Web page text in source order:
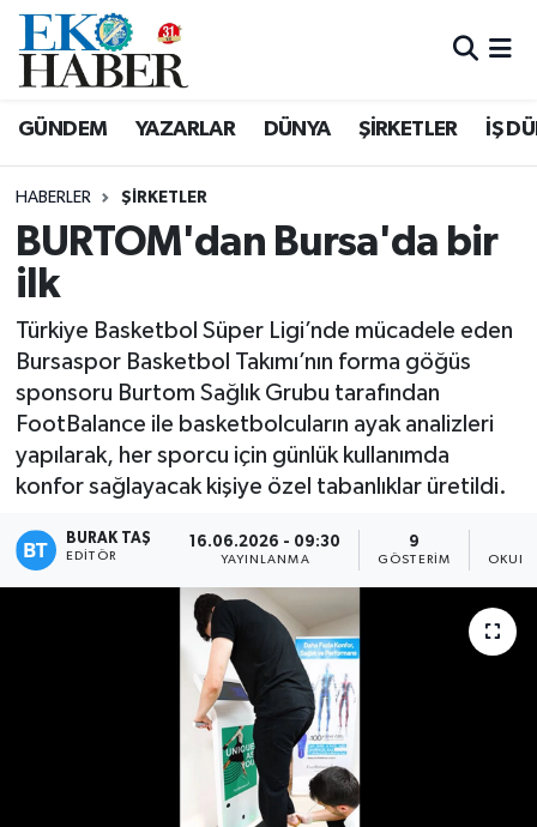
GÜNDEM YAZARLAR DÜNYA ŞİRKETLER İŞ
HABERLER ŞIRKETLER
BURTOM'dan Bursa'da bir
ilk
Türkiye Basketbol Süper Ligi’nde mücadele eden
Bursaspor Basketbol Takımı’nın forma göğüs
sponsoru Burtom Sağlık Grubu tarafından
FootBalance ile basketbolcuların ayak analizleri
yapılarak, her sporcu için günlük kullanımda
konfor sağlayacak kişiye özel tabanlıklar üretildi.
BURAK TAŞ
EDITÖR
16.06.2026 - 09:30
YAYINLANMA
9
GÖSTERIM
Hava Durumu
Son Dakika Haberleri
Haber Arşivi